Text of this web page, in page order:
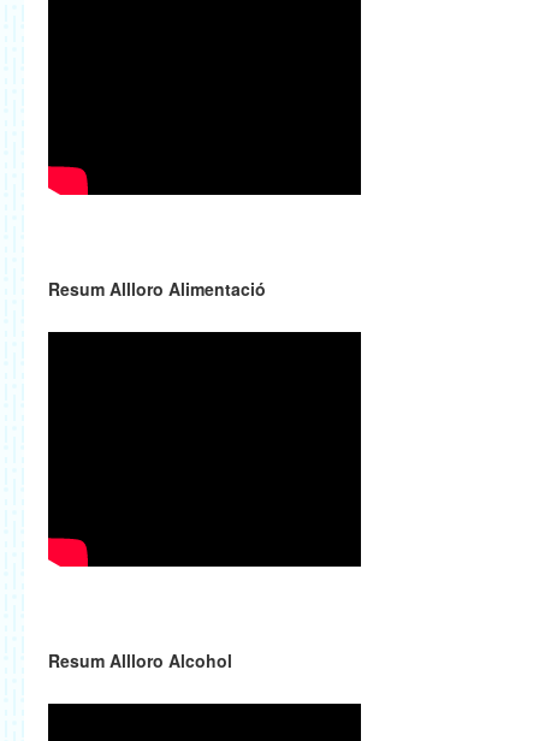
Resum Allloro Alimentació
Resum Allloro Alcohol